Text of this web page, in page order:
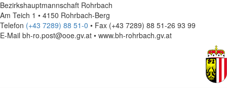
Bezirkshauptmannschaft Rohrbach
Am Teich 1 • 4150 Rohrbach-Berg
Telefon (+43 7289) 88 51-0 • Fax (+43 7289) 88 51-26 93 99
E-Mail bh-ro.post@ooe.gv.at • www.bh-rohrbach.gv.at